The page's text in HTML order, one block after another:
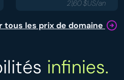
21,60 $US/an
tous les prix de domaine
infinies.